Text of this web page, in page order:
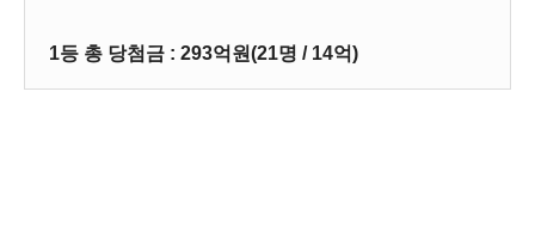
1등 총 당첨금 : 293억원(21명 / 14억)